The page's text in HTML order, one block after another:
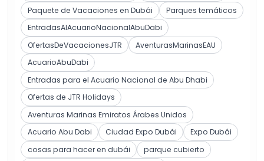
Paquete de Vacaciones en Dubái
Parques temáticos
EntradasAlAcuarioNacionalAbuDabi
OfertasDeVacacionesJTR
AventurasMarinasEAU
AcuarioAbuDabi
Entradas para el Acuario Nacional de Abu Dhabi
Ofertas de JTR Holidays
Aventuras Marinas Emiratos Árabes Unidos
Acuario Abu Dabi
Ciudad Expo Dubái
Expo Dubái
cosas para hacer en dubái
parque cubierto